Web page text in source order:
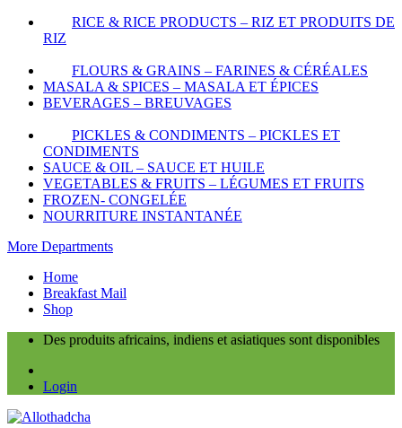
RICE & RICE PRODUCTS – RIZ ET PRODUITS DE
RIZ
FLOURS & GRAINS – FARINES & CÉRÉALES
MASALA & SPICES – MASALA ET ÉPICES
BEVERAGES – BREUVAGES
PICKLES & CONDIMENTS – PICKLES ET
CONDIMENTS
SAUCE & OIL – SAUCE ET HUILE
VEGETABLES & FRUITS – LÉGUMES ET FRUITS
FROZEN- CONGELÉE
NOURRITURE INSTANTANÉE
More Departments
Home
Breakfast Mail
Shop
Des produits africains, indiens et asiatiques sont disponibles
Login